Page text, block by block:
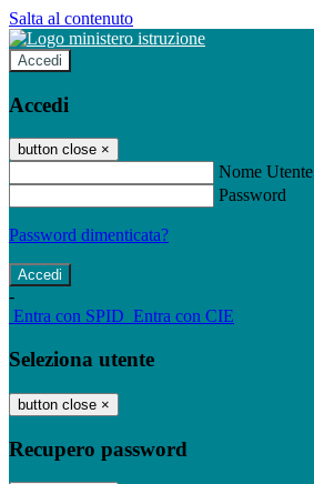
Salta al contenuto
Accedi
Accedi
button close ×
Nome Utente
Password
Password dimenticata?
-
Entra con SPID Entra con CIE
Seleziona utente
button close ×
Recupero password